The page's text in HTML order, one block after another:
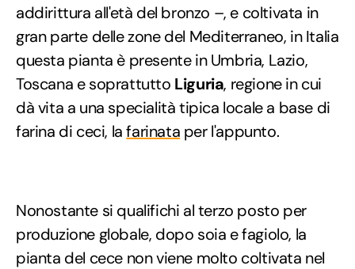
addirittura all'età del bronzo –, e coltivata in
gran parte delle zone del Mediterraneo, in Italia
questa pianta è presente in Umbria, Lazio,
Toscana e soprattutto Liguria, regione in cui
dà vita a una specialità tipica locale a base di
farina di ceci, lafarinata per l'appunto.
Nonostante si qualifichi al terzo posto per
produzione globale, dopo soia e fagiolo, la
pianta del cece non viene molto coltivata nel